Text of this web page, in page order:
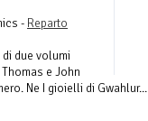
- Reparto
due volumi
e John
Ne I gioielli di Gwahlur...